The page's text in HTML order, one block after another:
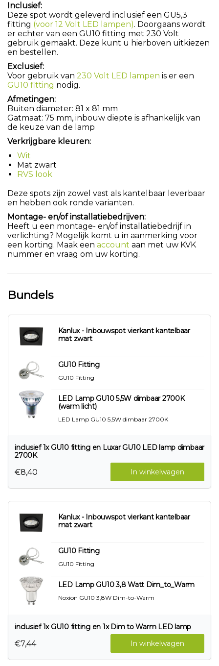
Inclusief:
Deze spot wordt geleverd inclusief een GU5,3
fitting (voor 12 Volt LED lampen). Doorgaans wordt
er echter van een GU10 fitting met 230 Volt
gebruik gemaakt. Deze kunt u hierboven uitkiezen
en bestellen.
Exclusief:
Voor gebruik van 230 Volt LED lampen is er een
GU10 fitting nodig.
Afmetingen:
Buiten diameter: 81 x 81 mm
Gatmaat: 75 mm, inbouw diepte is afhankelijk van
de keuze van de lamp
Verkrijgbare kleuren:
Wit
Mat zwart
RVS look
Deze spots zijn zowel vast als kantelbaar leverbaar
en hebben ook ronde varianten.
Montage- en/of installatiebedrijven:
Heeft u een montage- en/of installatiebedrijf in
verlichting? Mogelijk komt u in aanmerking voor
een korting. Maak een account aan met uw KVK
nummer en vraag om uw korting.
Bundels
Kanlux - Inbouwspot vierkant kantelbaar
mat zwart
GU10 Fitting
GU10 Fitting
LED Lamp GU10 5,5W dimbaar 2700K
(warm licht)
LED Lamp GU10 5,5W dimbaar 2700K
inclusief 1x GU10 fitting en Luxar GU10 LED lamp dimbaar
2700K
In winkelwagen
€8,40
Kanlux - Inbouwspot vierkant kantelbaar
mat zwart
GU10 Fitting
GU10 Fitting
LED Lamp GU10 3,8 Watt Dim_to_Warm
Noxion GU10 3,8W Dim-to-Warm
inclusief 1x GU10 fitting en 1x Dim to Warm LED lamp
In winkelwagen
€7,44